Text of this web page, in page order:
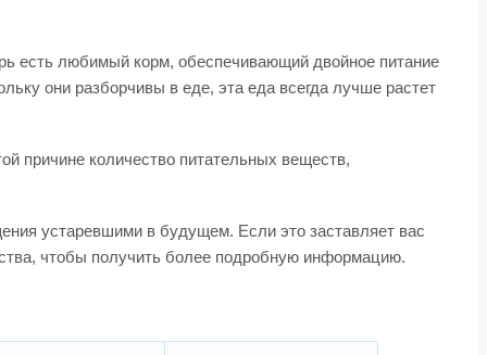
есть любимый корм, обеспечивающий двойное питание
они разборчивы в еде, эта еда всегда лучше растет
причине количество питательных веществ,
устаревшими в будущем. Если это заставляет вас
чтобы получить более подробную информацию.